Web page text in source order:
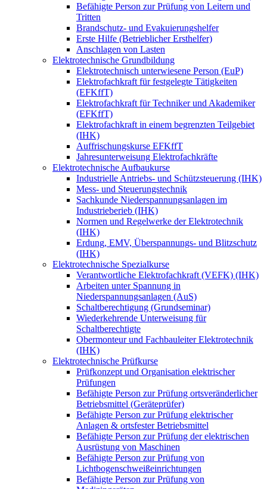
Befähigte Person zur Prüfung von Leitern und
Tritten
Brandschutz- und Evakuierungshelfer
Erste Hilfe (Betrieblicher Ersthelfer)
Anschlagen von Lasten
Elektrotechnische Grundbildung
Elektrotechnisch unterwiesene Person (EuP)
Elektrofachkraft für festgelegte Tätigkeiten
(EFKffT)
Elektrofachkraft für Techniker und Akademiker
(EFKffT)
Elektrofachkraft in einem begrenzten Teilgebiet
(IHK)
Auffrischungskurse EFKffT
Jahresunterweisung Elektrofachkräfte
Elektrotechnische Aufbaukurse
Industrielle Antriebs- und Schützsteuerung (IHK)
Mess- und Steuerungstechnik
Sachkunde Niederspannungsanlagen im
Industrieberieb (IHK)
Normen und Regelwerke der Elektrotechnik
(IHK)
Erdung, EMV, Überspannungs- und Blitzschutz
(IHK)
Elektrotechnische Spezialkurse
Verantwortliche Elektrofachkraft (VEFK) (IHK)
Arbeiten unter Spannung in
Niederspannungsanlagen (AuS)
Schaltberechtigung (Grundseminar)
Wiederkehrende Unterweisung für
Schaltberechtigte
Obermonteur und Fachbauleiter Elektrotechnik
(IHK)
Elektrotechnische Prüfkurse
Prüfkonzept und Organisation elektrischer
Prüfungen
Befähigte Person zur Prüfung ortsveränderlicher
Betriebsmittel (Geräteprüfer)
Befähigte Person zur Prüfung elektrischer
Anlagen & ortsfester Betriebsmittel
Befähigte Person zur Prüfung der elektrischen
Ausrüstung von Maschinen
Befähigte Person zur Prüfung von
Lichtbogenschweißeinrichtungen
Befähigte Person zur Prüfung von